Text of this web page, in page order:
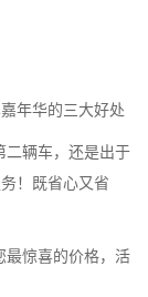
年华的三大好处
二辆车，还是出于
！既省心又省
最惊喜的价格，活